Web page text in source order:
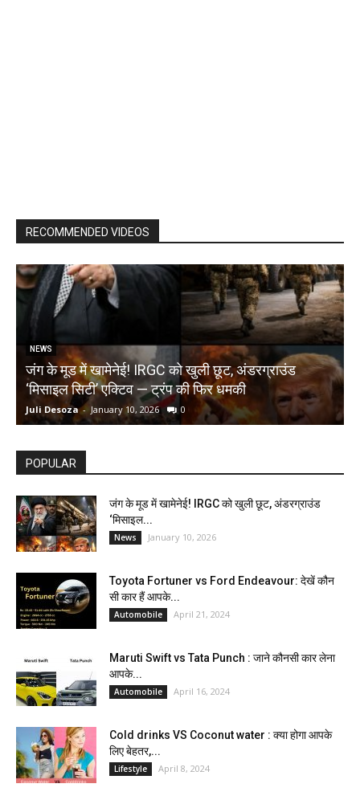
RECOMMENDED VIDEOS
NEWS
जंग के मूड में खामेनेई! IRGC को खुली छूट, अंडरग्राउंड
‘मिसाइल सिटी’ एक्टिव — ट्रंप की फिर धमकी
Juli Desoza - January 10, 2026 0
POPULAR
जंग के मूड में खामेनेई! IRGC को खुली छूट, अंडरग्राउंड
‘मिसाइल...
News January 10, 2026
Toyota Fortuner vs Ford Endeavour: देखें कौन
सी कार हैं आपके...
Automobile April 21, 2024
Maruti Swift vs Tata Punch : जाने कौनसी कार लेना
आपके...
Automobile April 16, 2024
Cold drinks VS Coconut water : क्या होगा आपके
लिए बेहतर,...
Lifestyle April 8, 2024